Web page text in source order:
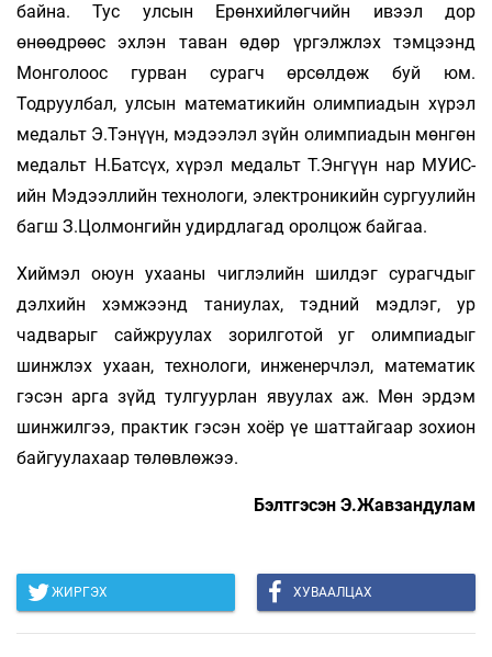
байна. Тус улсын Ерөнхийлөгчийн ивээл дор
өнөөдрөөс эхлэн таван өдөр үргэлжлэх тэмцээнд
Монголоос гурван сурагч өрсөлдөж буй юм.
Тодруулбал, улсын математикийн олимпиадын хүрэл
медальт Э.Тэнүүн, мэдээлэл зүйн олимпиадын мөнгөн
медальт Н.Батсүх, хүрэл медальт Т.Энгүүн нар МУИС-
ийн Мэдээллийн технологи, электроникийн сургуулийн
багш З.Цолмонгийн удирдлагад оролцож байгаа.
Хиймэл оюун ухааны чиглэлийн шилдэг сурагчдыг
дэлхийн хэмжээнд таниулах, тэдний мэдлэг, ур
чадварыг сайжруулах зорилготой уг олимпиадыг
шинжлэх ухаан, технологи, инженерчлэл, математик
гэсэн арга зүйд тулгуурлан явуулах аж. Мөн эрдэм
шинжилгээ, практик гэсэн хоёр үе шаттайгаар зохион
байгуулахаар төлөвлөжээ.
Бэлтгэсэн Э.Жавзандулам
ЖИРГЭХ ХУВААЛЦАХ